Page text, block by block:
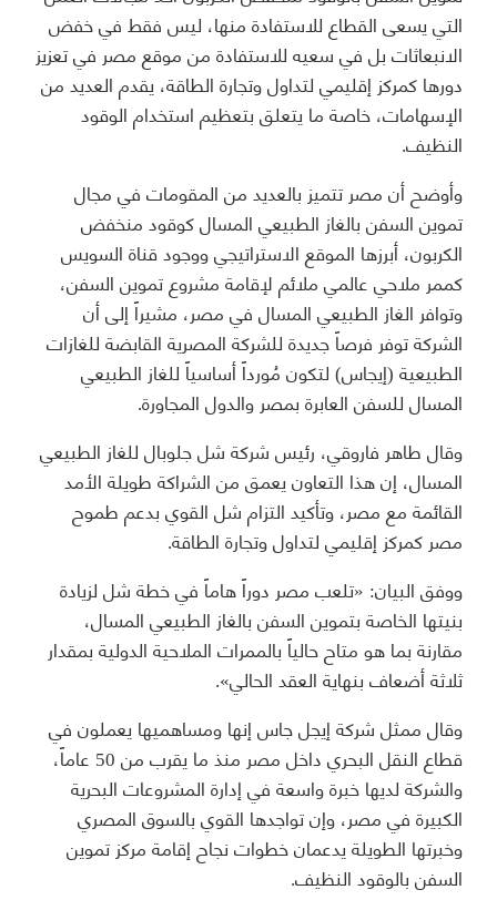
التي يسعى القطاع للاستفادة منها، ليس فقط في خفض
الانبعاثات بل في سعيه للاستفادة من موقع مصر في تعزيز
دورها كمركز إقليمي لتداول وتجارة الطاقة، يقدم العديد من
الإسهامات، خاصة ما يتعلق بتعظيم استخدام الوقود
النظيف.
وأوضح أن مصر تتميز بالعديد من المقومات في مجال
تموين السفن بالغاز الطبيعي المسال كوقود منخفض
الكربون، أبرزها الموقع الاستراتيجي ووجود قناة السويس
كممر ملاحي عالمي ملائم لإقامة مشروع تموين السفن،
وتوافر الغاز الطبيعي المسال في مصر، مشيراً إلى أن
الشركة توفر فرصاً جديدة للشركة المصرية القابضة للغازات
الطبيعية (إيجاس) لتكون مُورداً أساسياً للغاز الطبيعي
المسال للسفن العابرة بمصر والدول المجاورة.
وقال طاهر فاروقي، رئيس شركة شل جلوبال للغاز الطبيعي
المسال، إن هذا التعاون يعمق من الشراكة طويلة الأمد
القائمة مع مصر، وتأكيد التزام شل القوي بدعم طموح
مصر كمركز إقليمي لتداول وتجارة الطاقة.
ووفق البيان: «تلعب مصر دوراً هاماً في خطة شل لزيادة
بنيتها الخاصة بتموين السفن بالغاز الطبيعي المسال،
مقارنة بما هو متاح حالياً بالممرات الملاحية الدولية بمقدار
ثلاثة أضعاف بنهاية العقد الحالي».
وقال ممثل شركة إيجل جاس إنها ومساهميها يعملون في
قطاع النقل البحري داخل مصر منذ ما يقرب من 50 عاماً،
والشركة لديها خبرة واسعة في إدارة المشروعات البحرية
الكبيرة في مصر، وإن تواجدها القوي بالسوق المصري
وخبرتها الطويلة يدعمان خطوات نجاح إقامة مركز تموين
السفن بالوقود النظيف.